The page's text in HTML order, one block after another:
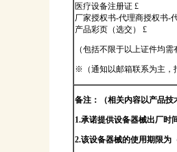
医疗设备注册证 £
厂家授权书-代理商授权书-
产品彩页（选交） £
（包括不限于以上证件均
※（通知以邮箱联系为主
备注：（相关内容以产品
1.承诺提供设备器械出厂时
2.该设备器械的使用期限